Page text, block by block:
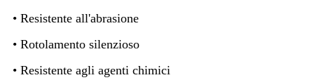
• Resistente all'abrasione
• Rotolamento silenzioso
• Resistente agli agenti chimici